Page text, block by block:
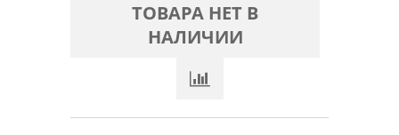
ТОВАРА НЕТ В
НАЛИЧИИ